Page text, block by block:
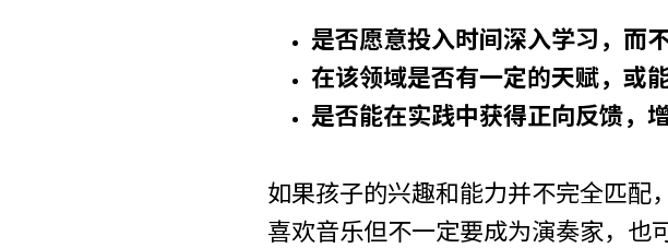
是否愿意投入时间深入学习，而
在该领域是否有一定的天赋，或
是否能在实践中获得正向反馈，
如果孩子的兴趣和能力并不完全匹配
喜欢音乐但不一定要成为演奏家，也